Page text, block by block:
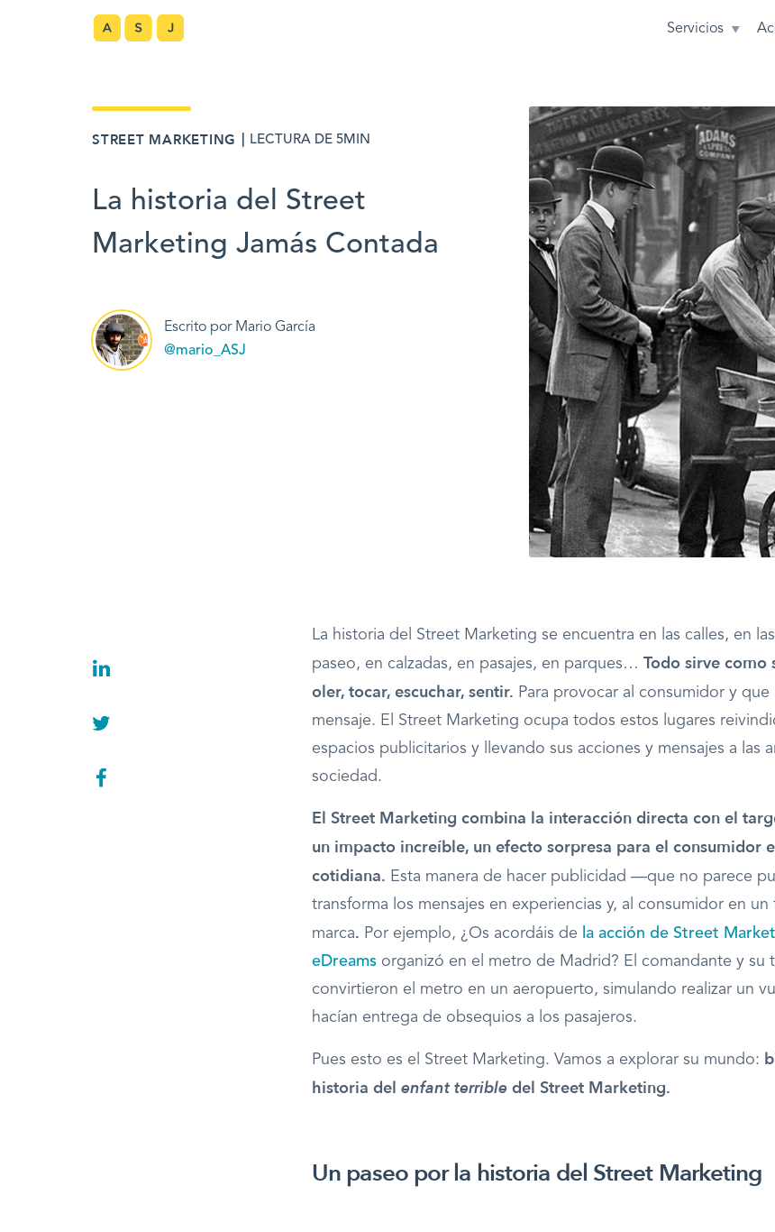
Servicios
STREET MARKETING ｜ LECTURA DE 5MIN
La historia del Street
Marketing Jamás Contada
Escrito por Mario García
@mario_ASJ
La historia del Street Marketing se encuentra en las calles, en
paseo, en calzadas, en pasajes, en parques… Todo sirve como
oler, tocar, escuchar, sentir. Para provocar al consumidor y que
mensaje. El Street Marketing ocupa todos estos lugares
espacios publicitarios y llevando sus acciones y mensajes a las
sociedad.
El Street Marketing combina la interacción directa con el
un impacto increíble, un efecto sorpresa para el consumidor
cotidiana. Esta manera de hacer publicidad —que no parece
transforma los mensajes en experiencias y, al consumidor en un
marca. Por ejemplo, ¿Os acordáis de la acción de Street
eDreams organizó en el metro de Madrid? El comandante y su
convirtieron el metro en un aeropuerto, simulando realizar un
hacían entrega de obsequios a los pasajeros.
Pues esto es el Street Marketing. Vamos a explorar su mundo:
historia del enfant terrible del Street Marketing.
Un paseo por la historia del Street Marketing